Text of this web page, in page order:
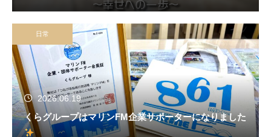
日常
2026.06.19
くらグループはマリンFM企業サポーターになりました